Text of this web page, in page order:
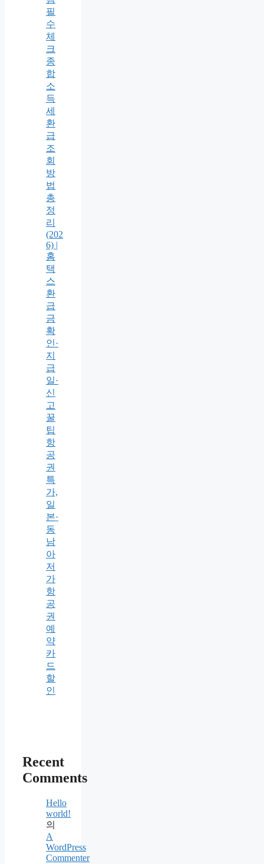
필
수
체
크
종
합
소
득
세
환
급
조
회
방
법
총
정
리
(202
6) |
홈
택
스
환
급
금
확
인·
지
급
일·
신
고
꿀
팁
항
공
권
특
가,
일
본·
동
남
아
저
가
항
공
권
예
약
카
드
할
인
Recent
Comments
Hello
world!
의
A
WordPress
Commenter